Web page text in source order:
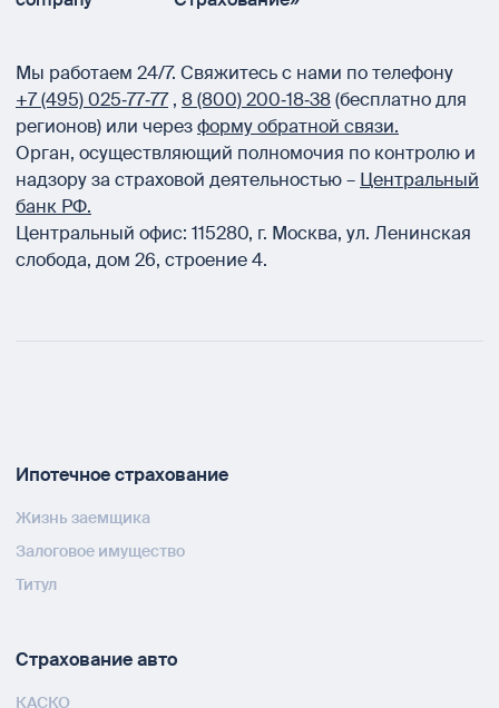
Мы работаем 24/7. Свяжитесь с нами по телефону
+7 (495) 025‑77‑77 , 8 (800) 200‑18‑38(бесплатно для
регионов) или черезформу обратной связи.
Орган, осуществляющий полномочия по контролю и
надзору за страховой деятельностью – Центральный
банк РФ.
Центральный офис: 115280, г. Москва, ул. Ленинская
слобода, дом 26, строение 4.
Ипотечное страхование
Жизнь заемщика
Залоговое имущество
Титул
Страхование авто
КАСКО